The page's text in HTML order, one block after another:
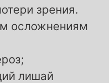
зрения.
осложнениям
лишай